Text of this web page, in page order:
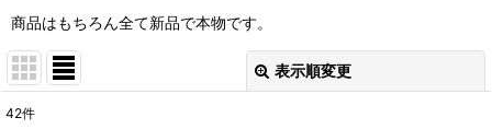
商品はもちろん全て新品で本物です。
表示順変更
42件